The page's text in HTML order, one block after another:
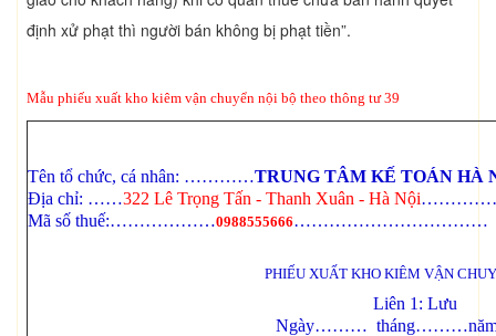
định xử phạt thì người bán không bị phạt tiền”.
Mẫu phiếu xuất kho kiêm vận chuyển nội bộ theo thông tư 39
Tên tổ chức, cá nhân: …………TRUNG TÂM KẾ TOÁN HÀ
Địa chỉ: ……322 Lê Trọng Tấn - Thanh Xuân - Hà Nội
Mã số thuế:………………0988555666……………………………
PHIẾU XUẤT KHO KIÊM VẬN
Liên 1: Lưu
Ngày………